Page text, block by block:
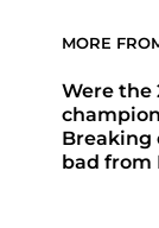
MORE
Were the
Breaking
bad from